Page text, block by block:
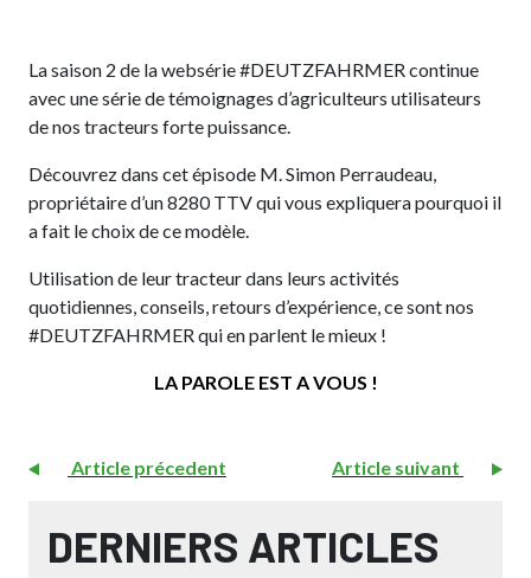
La saison 2 de la websérie #DEUTZFAHRMER continue
avec une série de témoignages d’agriculteurs utilisateurs
de nos tracteurs forte puissance.
Découvrez dans cet épisode M. Simon Perraudeau,
propriétaire d’un 8280 TTV qui vous expliquera pourquoi il
a fait le choix de ce modèle.
Utilisation de leur tracteur dans leurs activités
quotidiennes, conseils, retours d’expérience, ce sont nos
#DEUTZFAHRMER qui en parlent le mieux !
LA PAROLE EST A VOUS !
Article précedent Article suivant
DERNIERS ARTICLES